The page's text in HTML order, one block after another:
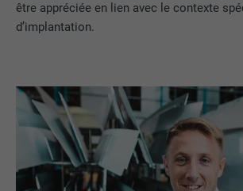
être appréciée en lien avec le contexte
d’implantation.